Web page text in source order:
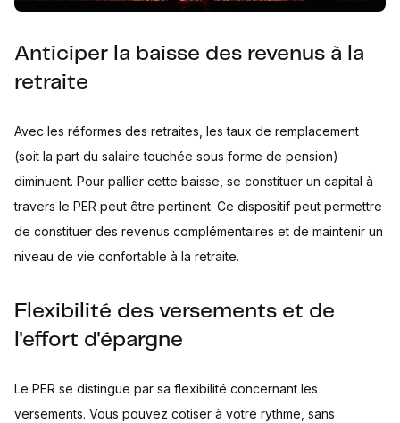
Anticiper la baisse des revenus à la
retraite
Avec les réformes des retraites, les taux de remplacement
(soit la part du salaire touchée sous forme de pension)
diminuent. Pour pallier cette baisse, se constituer un capital à
travers le PER peut être pertinent. Ce dispositif peut permettre
de constituer des revenus complémentaires et de maintenir un
niveau de vie confortable à la retraite.
Flexibilité des versements et de
l'effort d'épargne
Le PER se distingue par sa flexibilité concernant les
versements. Vous pouvez cotiser à votre rythme, sans